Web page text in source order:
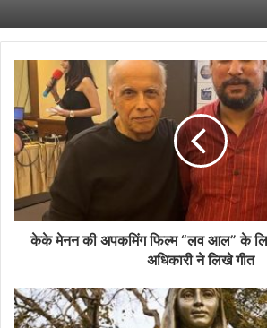
केके मेनन की अपकमिंग फिल्म “लव आल” के
अधिकारी ने लिखे गीत